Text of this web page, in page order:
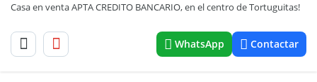
Casa en venta APTA CREDITO BANCARIO, en el centro de Tortuguitas!
WhatsApp Contactar